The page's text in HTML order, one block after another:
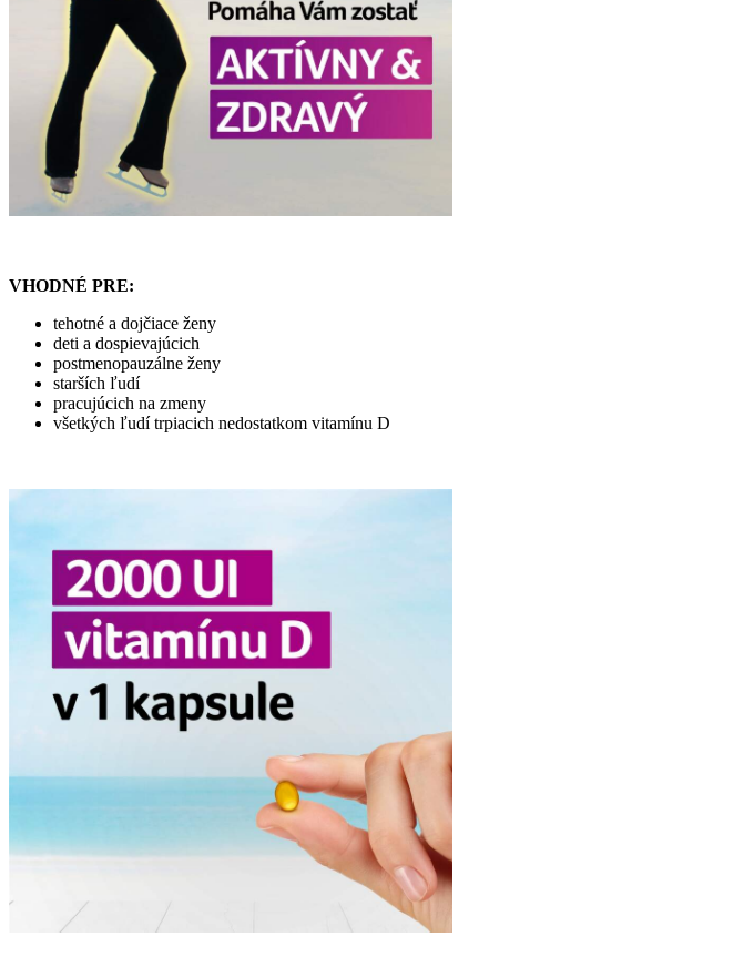
VHODNÉ PRE:
tehotné a dojčiace ženy
deti a dospievajúcich
postmenopauzálne ženy
starších ľudí
pracujúcich na zmeny
všetkých ľudí trpiacich nedostatkom vitamínu D